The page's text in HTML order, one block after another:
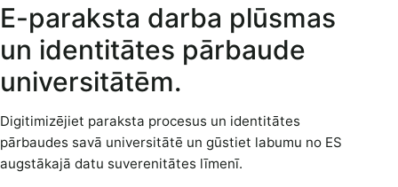
E-paraksta darba plūsmas
un identitātes pārbaude
universitātēm.
Digitimizējiet paraksta procesus un identitātes
pārbaudes savā universitātē un gūstiet labumu no ES
augstākajā datu suverenitātes līmenī.